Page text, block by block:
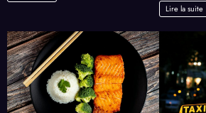
Lire la suite